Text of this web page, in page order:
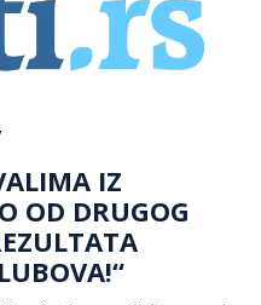
IZ
OD DRUGOG